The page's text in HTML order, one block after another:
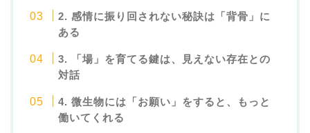
2. 感情に振り回されない秘訣は「背骨」に
ある
3. 「場」を育てる鍵は、見えない存在との
対話
4. 微生物には「お願い」をすると、もっと
働いてくれる